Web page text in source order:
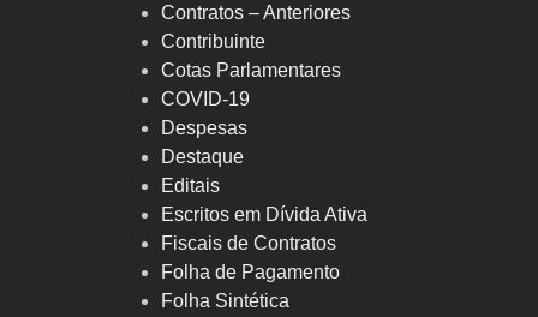
Contratos – Anteriores
Contribuinte
Cotas Parlamentares
COVID-19
Despesas
Destaque
Editais
Escritos em Dívida Ativa
Fiscais de Contratos
Folha de Pagamento
Folha Sintética